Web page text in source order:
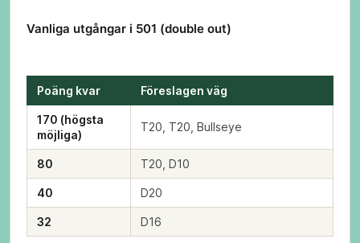
Vanliga utgångar i 501 (double out)
Poäng kvar Föreslagen väg
170 (högsta
möjliga)
T20, T20, Bullseye
80 T20, D10
40 D20
32 D16